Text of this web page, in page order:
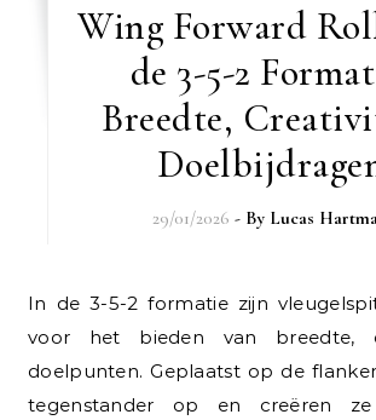
Wing Forward
de 3-5-2
Breedte,
29/01/2026 - By Lucas
In de 3-5-2 formatie zijn vleugelspitsen essentieel
voor het bieden van breedte,
doelpunten. Geplaatst op de
tegenstander op en creëren